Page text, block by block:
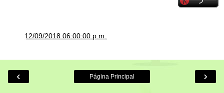
12/09/2018 06:00:00 p.m.
‹ ›
Página Principal